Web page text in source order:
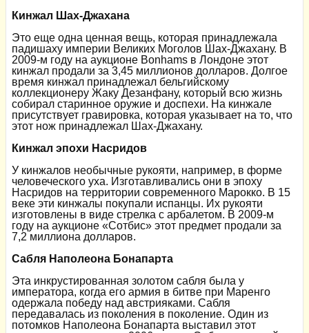
Кинжал Шах-Джахана
Это еще одна ценная вещь, которая принадлежала
падишаху империи Великих Моголов Шах-Джахану. В
2009-м году на аукционе Bonhams в Лондоне этот
кинжал продали за 3,45 миллионов долларов. Долгое
время кинжал принадлежал бельгийскому
коллекционеру Жаку Дезанфану, который всю жизнь
собирал старинное оружие и доспехи. На кинжале
присутствует гравировка, которая указывает на то, что
этот нож принадлежал Шах-Джахану.
Кинжал эпохи Насридов
У кинжалов необычные рукояти, например, в форме
человеческого уха. Изготавливались они в эпоху
Насридов на территории современного Марокко. В 15
веке эти кинжалы покупали испанцы. Их рукояти
изготовлены в виде стрелка с арбалетом. В 2009-м
году на аукционе «Сотбис» этот предмет продали за
7,2 миллиона долларов.
Сабля Наполеона Бонапарта
Эта инкрустированная золотом сабля была у
императора, когда его армия в битве при Маренго
одержала победу над австрияками. Сабля
передавалась из поколения в поколение. Один из
потомков Наполеона Бонапарта выставил этот